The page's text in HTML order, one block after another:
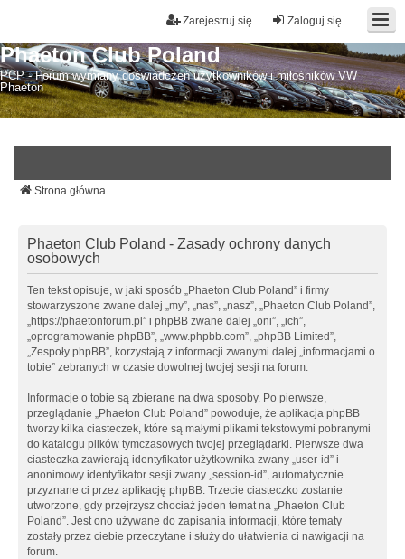
Zaloguj się
Zarejestruj się
Phaeton Club Poland
PCP - Forum wymiany doświadczeń użytkowników i miłośników VW
Phaeton
Strona główna
Phaeton Club Poland - Zasady ochrony danych
osobowych
Ten tekst opisuje, w jaki sposób „Phaeton Club Poland” i firmy
stowarzyszone zwane dalej „my”, „nas”, „nasz”, „Phaeton Club Poland”,
„https://phaetonforum.pl” i phpBB zwane dalej „oni”, „ich”,
„oprogramowanie phpBB”, „www.phpbb.com”, „phpBB Limited”,
„Zespoły phpBB”, korzystają z informacji zwanymi dalej „informacjami o
tobie” zebranych w czasie dowolnej twojej sesji na forum.
Informacje o tobie są zbierane na dwa sposoby. Po pierwsze,
przeglądanie „Phaeton Club Poland” powoduje, że aplikacja phpBB
tworzy kilka ciasteczek, które są małymi plikami tekstowymi pobranymi
do katalogu plików tymczasowych twojej przeglądarki. Pierwsze dwa
ciasteczka zawierają identyfikator użytkownika zwany „user-id” i
anonimowy identyfikator sesji zwany „session-id”, automatycznie
przyznane ci przez aplikację phpBB. Trzecie ciasteczko zostanie
utworzone, gdy przejrzysz chociaż jeden temat na „Phaeton Club
Poland”. Jest ono używane do zapisania informacji, które tematy
zostały przez ciebie przeczytane i służy do ułatwienia ci nawigacji na
forum.